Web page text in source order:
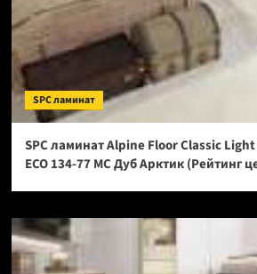
SPC ламинат
SPC ламинат Alpine Floor Classic
ECO 134-77 МС Дуб Арктик (Рейтинг